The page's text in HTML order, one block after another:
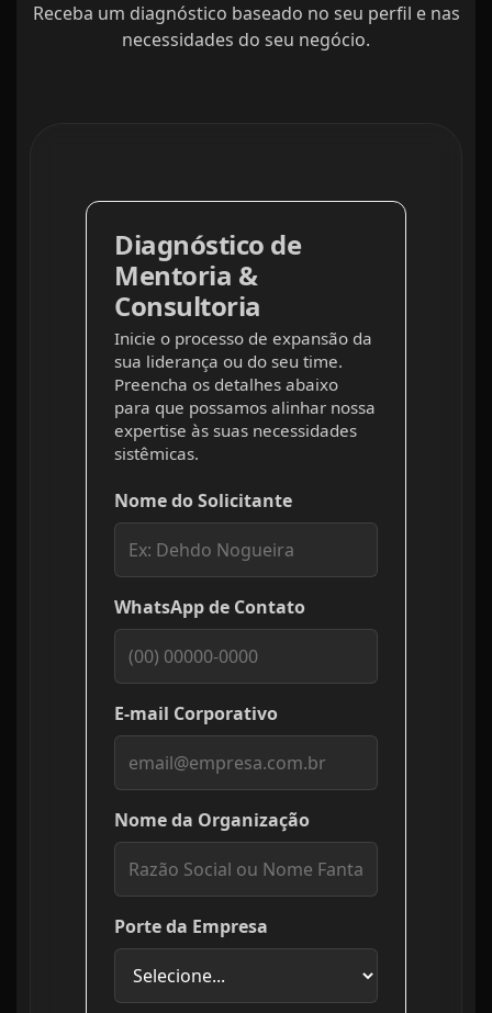
Receba um diagnóstico baseado no seu perfil e nas
necessidades do seu negócio.
Diagnóstico de
Mentoria &
Consultoria
Inicie o processo de expansão da
sua liderança ou do seu time.
Preencha os detalhes abaixo
para que possamos alinhar nossa
expertise às suas necessidades
sistêmicas.
Nome do Solicitante
WhatsApp de Contato
E-mail Corporativo
Nome da Organização
Porte da Empresa